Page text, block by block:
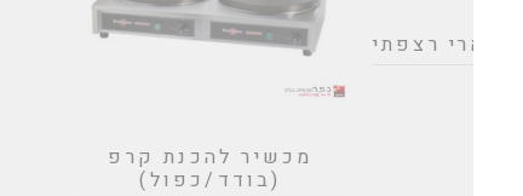
בן מארי רצפתי
מכשיר להכנת קרפ
(בודד/כפול)